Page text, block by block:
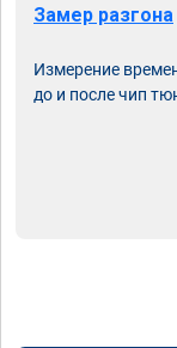
Замер разгона
Измерение
до и после чип